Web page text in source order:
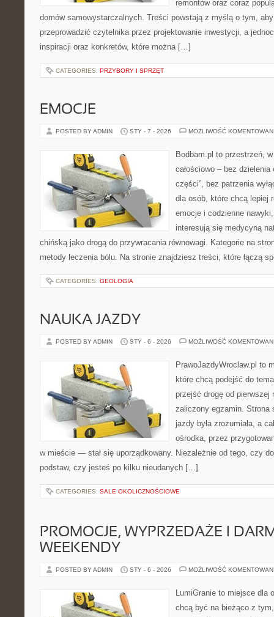
remontów oraz coraz
domów samowystarczalnych. Treści powstają z myślą o tym,
przeprowadzić czytelnika przez projektowanie inwestycji, a
inspiracji oraz konkretów, które można […]
CATEGORIES: PRZYBORY I SPRZĘT
EMOCJE
POSTED BY ADMIN STY - 7 - 2026 MOŻLIWOŚĆ
Bodbam.pl to przestrzeń,
całościowo – bez dzielenia
części”, bez patrzenia
dla osób, które chcą lepiej
emocje i codzienne
interesują się medycyną
chińską jako drogą do przywracania równowagi. Kategorie na
metody leczenia bólu. Na stronie znajdziesz treści, które łączą
CATEGORIES: GEOLOGIA
NAUKA JAZDY
POSTED BY ADMIN STY - 6 - 2026 MOŻLIWOŚĆ
PrawoJazdyWroclaw.pl to
które chcą podejść do
przejść drogę od pierwszej
zaliczony egzamin. Strona
jazdy była zrozumiała, a
ośrodka, przez
w mieście — stał się uporządkowany. Niezależnie od tego, czy
podstaw, czy jesteś po kilku nieudanych […]
CATEGORIES: SALE OKOLICZNOŚCIOWE
PROMOCJE, WYPRZEDAŻE I
WEEKENDY
POSTED BY ADMIN STY - 6 - 2026 MOŻLIWOŚĆ
LumiGranie to miejsce dla
chcą być na bieżąco z